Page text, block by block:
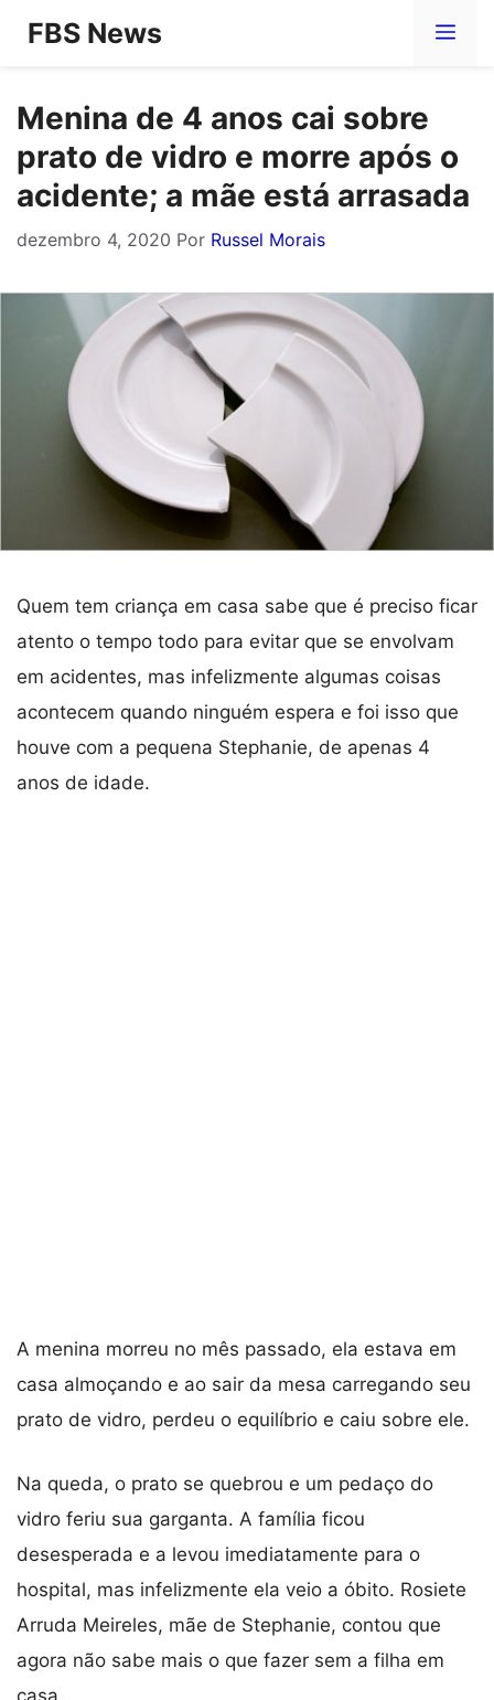
Pular
conteúdo
FBS News
Menina de 4 anos cai sobre
prato de vidro e morre após o
acidente; a mãe está arrasada
dezembro 4, 2020 Por Russel Morais
Quem tem criança em casa sabe que é preciso ficar
atento o tempo todo para evitar que se envolvam
em acidentes, mas infelizmente algumas coisas
acontecem quando ninguém espera e foi isso que
houve com a pequena Stephanie, de apenas 4
anos de idade.
A menina morreu no mês passado, ela estava em
casa almoçando e ao sair da mesa carregando seu
prato de vidro, perdeu o equilíbrio e caiu sobre ele.
Na queda, o prato se quebrou e um pedaço do
vidro feriu sua garganta. A família ficou
desesperada e a levou imediatamente para o
hospital, mas infelizmente ela veio a óbito. Rosiete
Arruda Meireles, mãe de Stephanie, contou que
agora não sabe mais o que fazer sem a filha em
casa.